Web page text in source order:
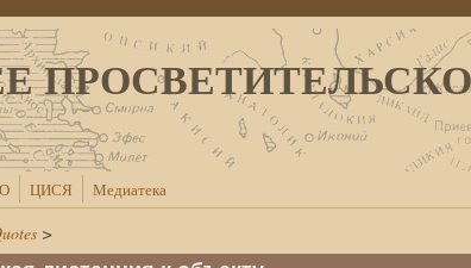
ЦИСЯ Медиатека
>